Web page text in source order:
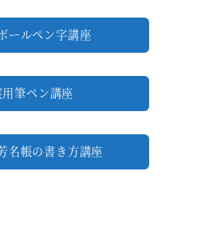
ールペン字講座
筆ペン講座
名帳の書き方講座